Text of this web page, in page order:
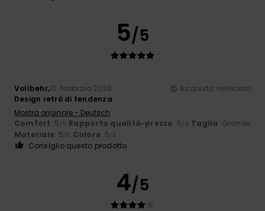
5/5
Vollbehr,13. febbraio 2026
Acquisto verificato
Design retrò di tendenza
Mostra originale - Deutsch
Comfort: 5/5 Rapporto qualità-prezzo: 5/5 Taglia: Grande
Materiale: 5/5 Colore: 5/5
Consiglio questo prodotto
4/5